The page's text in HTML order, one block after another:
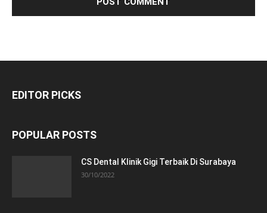
EDITOR PICKS
POPULAR POSTS
CS Dental Klinik Gigi Terbaik Di Surabaya
30/10/2022